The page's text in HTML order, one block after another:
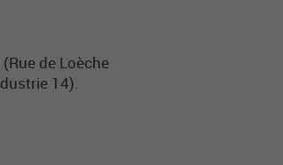
de Loèche
14).